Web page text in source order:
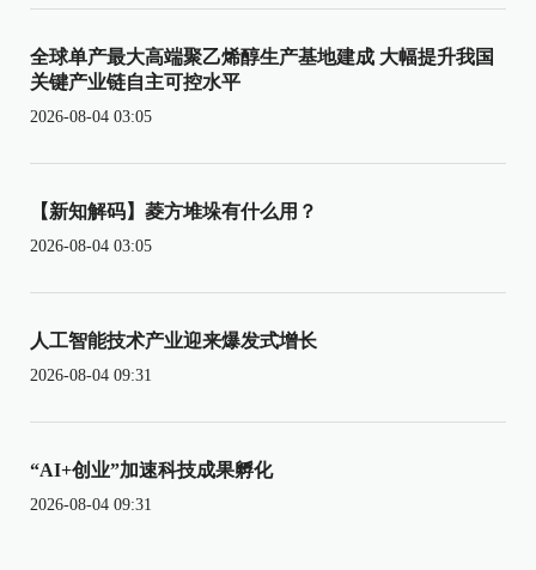
全球单产最大高端聚乙烯醇生产基地建成 大幅提升我国
关键产业链自主可控水平
2026-08-04 03:05
【新知解码】菱方堆垛有什么用？
2026-08-04 03:05
人工智能技术产业迎来爆发式增长
2026-08-04 09:31
“AI+创业”加速科技成果孵化
2026-08-04 09:31